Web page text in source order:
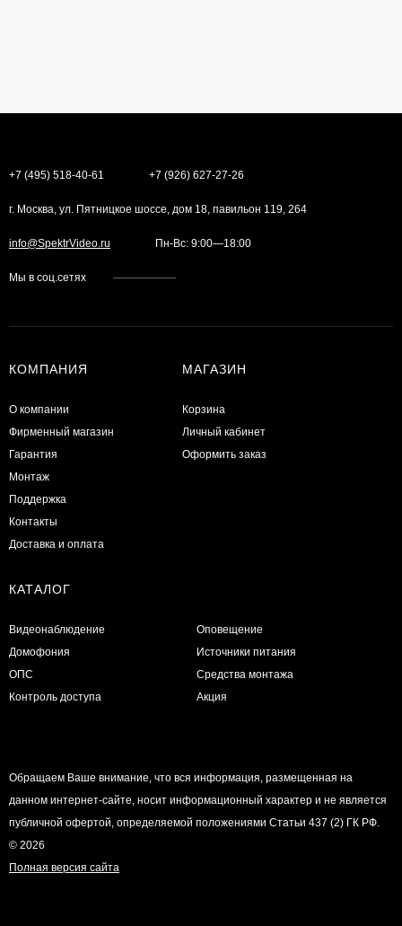
+7 (495) 518-40-61 +7 (926) 627-27-26
г. Москва, ул. Пятницкое шоссе, дом 18, павильон 119, 264
info@SpektrVideo.ru Пн-Вс: 9:00—18:00
Мы в соц.сетях
КОМПАНИЯ
О компании
Фирменный магазин
Гарантия
Монтаж
Поддержка
Контакты
Доставка и оплата
МАГАЗИН
Корзина
Личный кабинет
Оформить заказ
КАТАЛОГ
Видеонаблюдение
Домофония
ОПС
Контроль доступа
Оповещение
Источники питания
Средства монтажа
Акция
Обращаем Ваше внимание, что вся информация, размещенная на
данном интернет-сайте, носит информационный характер и не является
публичной офертой, определяемой положениями Статьи 437 (2) ГК РФ.
© 2026
Полная версия сайта